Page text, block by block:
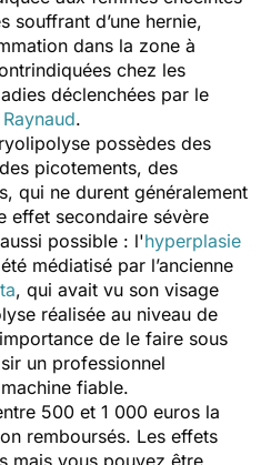
souffrant d’une hernie,
dans la zone à
chez les
déclenchées par le
.
possèdes des
picotements, des
qui ne durent généralement
effet secondaire sévère
possible : l'hyperplasie
médiatisé par l’ancienne
, qui avait vu son visage
réalisée au niveau de
de le faire sous
un professionnel
fiable.
500 et 1 000 euros la
remboursés. Les effets
mais vous pouvez être